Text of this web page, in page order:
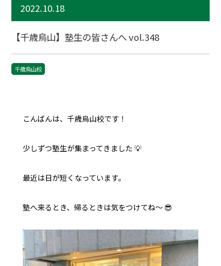
2022.10.18
【千歳烏山】塾生の皆さんへ vol.348
千歳烏山校
こんばんは、千歳烏山校です！
少しずつ塾生が集まってきました 💡
最近は日が短くなっています。
塾へ来るとき、帰るときは気をつけてね〜 😎